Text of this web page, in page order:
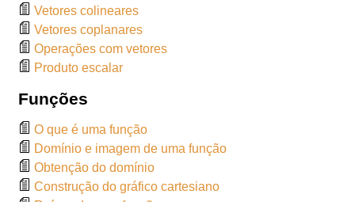
Vetores colineares
Vetores coplanares
Operações com vetores
Produto escalar
Funções
O que é uma função
Domínio e imagem de uma função
Obtenção do domínio
Construção do gráfico cartesiano